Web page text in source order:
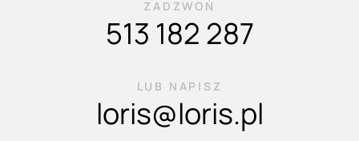
ZADZWOŃ
513 182 287
LUB NAPISZ
loris@loris.pl